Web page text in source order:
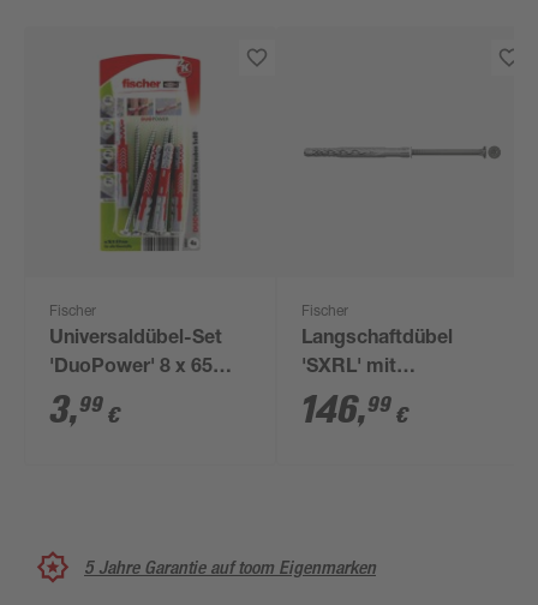
Fischer
Universaldübel-Set
'DuoPower' 8 x 65
mm 8-teilig
3,99 €
Fischer
Langschaftdübel
'SXRL' mit
Senkkopfschraube
rostfreier Stahl Ø 10 x
146,99 €
5 Jahre Garantie auf toom Eigenmarken